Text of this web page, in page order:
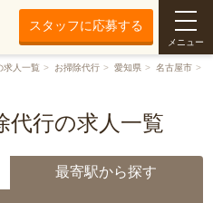
スタッフに応募する
メニュー
求人一覧 お掃除代行 愛知県
名古屋市
代行の求人一覧
最寄駅から探す